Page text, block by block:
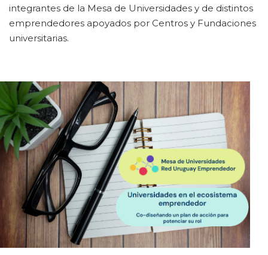
integrantes de la Mesa de Universidades y de distintos
emprendedores apoyados por Centros y Fundaciones
universitarias.